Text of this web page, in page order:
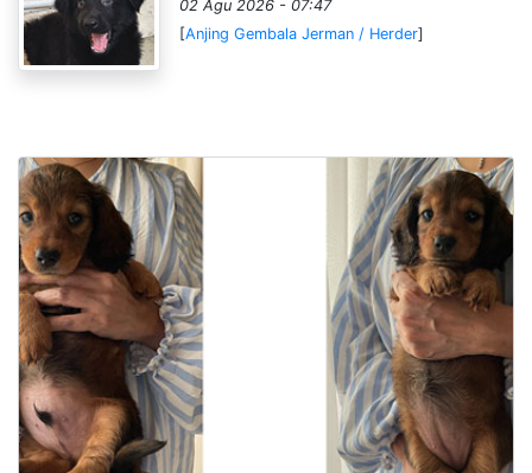
02 Agu 2026 - 07:47
[Anjing Gembala Jerman / Herder]